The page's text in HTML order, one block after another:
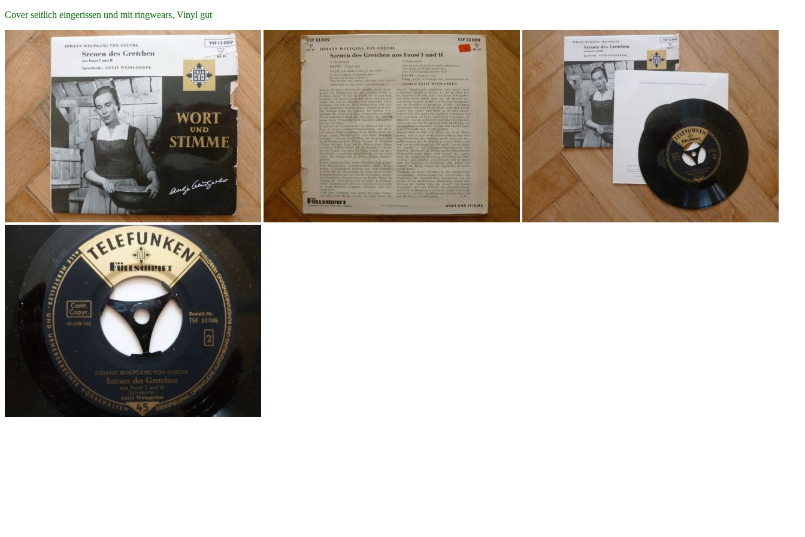
Cover seitlich eingerissen und mit ringwears, Vinyl gut